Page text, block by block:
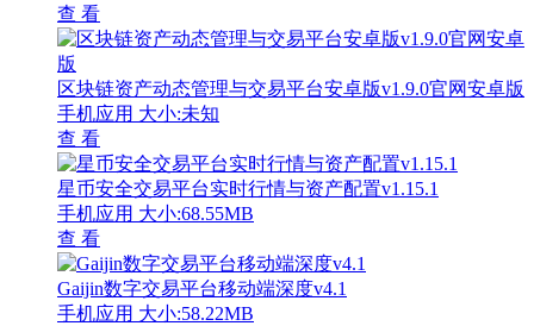
查 看
区块链资产动态管理与交易平台安卓版v1.9.0官网安卓版
手机应用 大小:未知
查 看
星币安全交易平台实时行情与资产配置v1.15.1
手机应用 大小:68.55MB
查 看
Gaijin数字交易平台移动端深度v4.1
手机应用 大小:58.22MB